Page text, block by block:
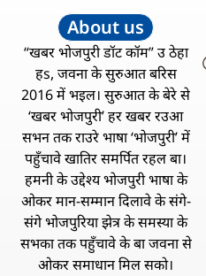
About us
“खबर भोजपुरी डॉट कॉम” उ ठेहा
हs, जवना के सुरुआत बरिस
2016 में भइल। सुरुआत के बेरे से
‘खबर भोजपुरी’ हर खबर रउआ
सभन तक राउरे भाषा ‘भोजपुरी’ में
पहुँचावे खातिर समर्पित रहल बा।
हमनी के उद्देश्य भोजपुरी भाषा के
ओकर मान-सम्मान दिलावे के संगे-
संगे भोजपुरिया झेत्र के समस्या के
सभका तक पहुँचावे के बा जवना से
ओकर समाधान मिल सको।